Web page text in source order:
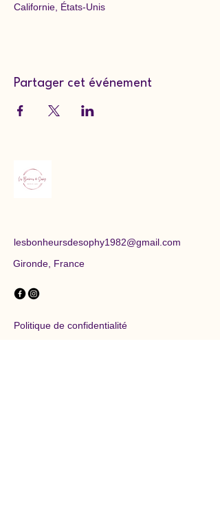
Californie, États-Unis
Partager cet événement
lesbonheursdesophy1982@gmail.com
Gironde, France
Politique de confidentialité